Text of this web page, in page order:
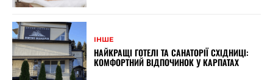
ІНШЕ
НАЙКРАЩІ ГОТЕЛІ ТА САНАТОРІЇ СХІДНИЦІ:
КОМФОРТНИЙ ВІДПОЧИНОК У КАРПАТАХ